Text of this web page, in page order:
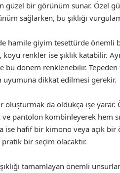
güzel bir görünüm sunar. Özel
sağlarken, bu şıklığı
hamile giyim tesettürde önemli
koyu renkler ise şıklık katabilir.
bu dönem renklenebilir.
uyumuna dikkat edilmesi gerekir.
da oldukça işe yarar.
pantolon kombinleyerek hem
ise hafif bir kimono veya açık
bir seçim olacaktır.
tamamlayan önemli